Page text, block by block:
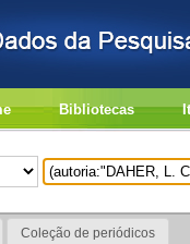
Bibliotecas
Coleção de periódicos